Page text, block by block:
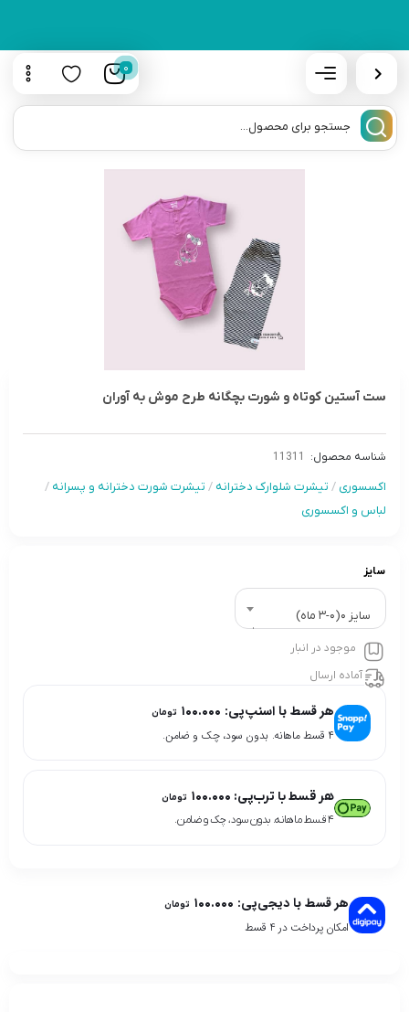
0
ست آستین کوتاه و شورت بچگانه طرح موش به آوران
شناسه محصول: 11311
اکسسوری / تیشرت شلوارک دخترانه / تیشرت شورت دخترانه و پسرانه /
لباس و اکسسوری
سایز
سایز 0(0-3 ماه)
موجود در انبار
آماده ارسال
هر قسط با اسنپ‌پی: ۱۰۰.۰۰۰ تومان
۴ قسط ماهانه. بدون سود، چک و ضامن.
هر قسط با ترب‌پی: ۱۰۰.۰۰۰ تومان
۴ قسط ماهانه. بدون سود، چک و ضامن.
هر قسط با دیجی‌پی: ۱۰۰.۰۰۰ تومان
امکان پرداخت در 4 قسط